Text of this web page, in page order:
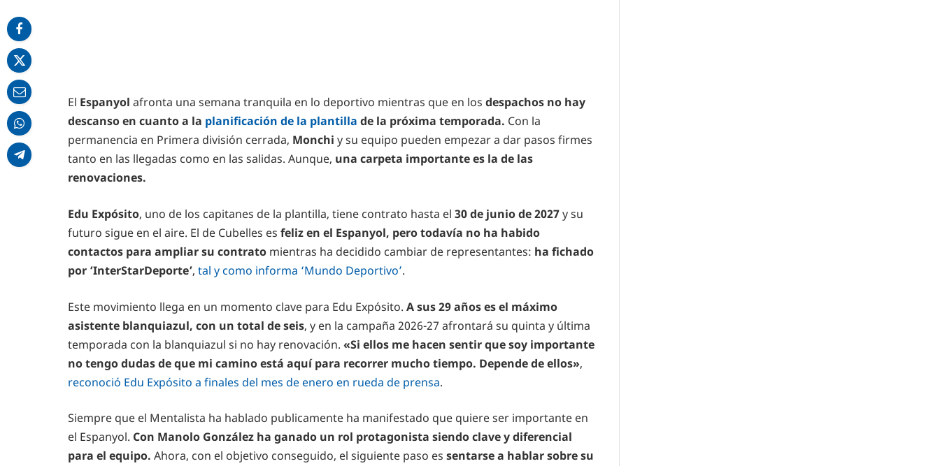
El Espanyol afronta una semana tranquila en lo deportivo mientras que en los despachos no hay
descanso en cuanto a la planificación de la plantilla de la próxima temporada. Con la
permanencia en Primera división cerrada, Monchi y su equipo pueden empezar a dar pasos firmes
tanto en las llegadas como en las salidas. Aunque, una carpeta importante es la de las
renovaciones.
Edu Expósito, uno de los capitanes de la plantilla, tiene contrato hasta el 30 de junio de 2027y su
futuro sigue en el aire. El de Cubelles es feliz en el Espanyol, pero todavía no ha habido
contactos para ampliar su contrato mientras ha decidido cambiar de representantes: ha fichado
por ‘InterStarDeporte’, tal y como informa ‘Mundo Deportivo’.
Este movimiento llega en un momento clave para Edu Expósito. A sus 29 años es el máximo
asistente blanquiazul, con un total de seis, y en la campaña 2026-27 afrontará su quinta y última
temporada con la blanquiazul si no hay renovación. «Si ellos me hacen sentir que soy importante
no tengo dudas de que mi camino está aquí para recorrer mucho tiempo. Depende de ellos»,
reconoció Edu Expósito a finales del mes de enero en rueda de prensa.
Siempre que el Mentalista ha hablado publicamente ha manifestado que quiere ser importante en
el Espanyol. Con Manolo González ha ganado un rol protagonista siendo clave y diferencial
para el equipo. Ahora, con el objetivo conseguido, el siguiente paso es sentarse a hablar sobre su